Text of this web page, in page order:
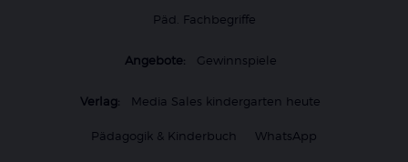
Päd. Fachbegriffe
Angebote: Gewinnspiele
Verlag: Media Sales kindergarten heute
Pädagogik & Kinderbuch WhatsApp